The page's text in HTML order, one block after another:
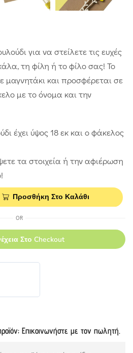
για να στείλετε τις ευχές
τη φίλη ή το φίλο σας! Το
μαγνητάκι και προσφέρεται σε
με το όνομα και την
έχει ύψος 18 εκ και ο φάκελος
τα στοιχεία ή την αφιέρωση
Προσθήκη Στο Καλάθι
OR
Στο Checkout
Επικοινωνήστε με τον πωλητή.